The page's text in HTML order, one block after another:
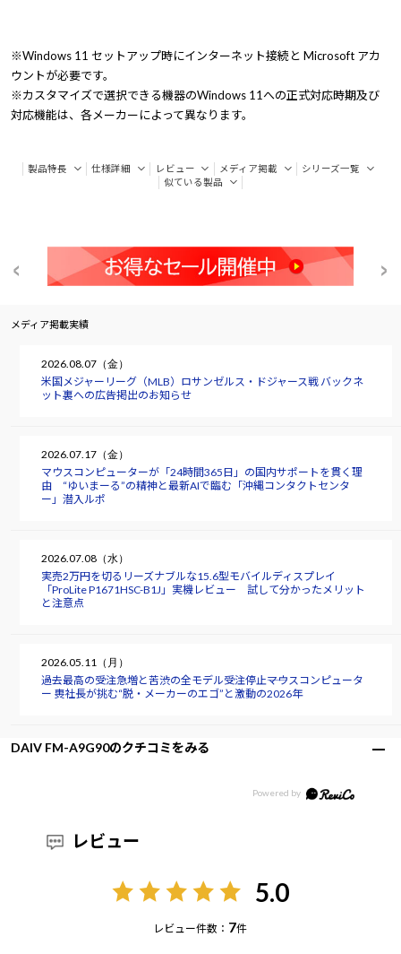
※Windows 11 セットアップ時にインターネット接続と Microsoft アカ
ウントが必要です。
※カスタマイズで選択できる機器のWindows 11への正式対応時期及び
対応機能は、各メーカーによって異なります。
製品特長 仕様詳細 レビュー メディア掲載
シリーズ一覧
似ている製品
メディア掲載実績
2026.08.07（金）
米国メジャーリーグ（MLB）ロサンゼルス・ドジャース戦 バックネ
ット裏への広告掲出のお知らせ
2026.07.17（金）
マウスコンピューターが「24時間365日」の国内サポートを貫く理
由 “ゆいまーる”の精神と最新AIで臨む「沖縄コンタクトセンタ
ー」潜入ルポ
2026.07.08（水）
実売2万円を切るリーズナブルな15.6型モバイルディスプレイ
「ProLite P1671HSC-B1J」実機レビュー 試して分かったメリット
と注意点
2026.05.11（月）
過去最高の受注急増と苦渋の全モデル受注停止――マウスコンピュータ
ー 軣社長が挑む“脱・メーカーのエゴ”と激動の2026年
DAIV FM-A9G90のクチコミをみる
レビュー
5.0
レビュー件数： 7件